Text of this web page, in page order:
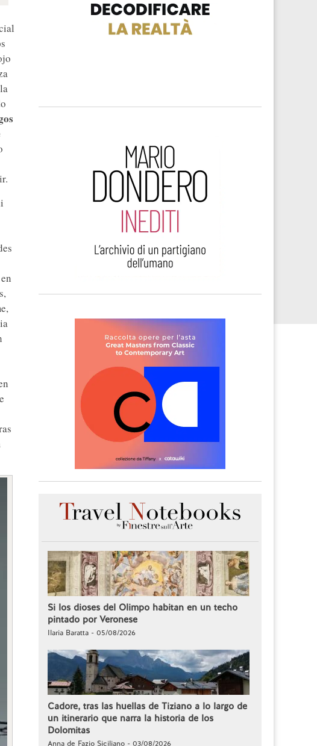
Si los dioses del Olimpo habitan en un techo
pintado por Veronese
Ilaria Baratta - 05/08/2026
Cadore, tras las huellas de Tiziano a lo largo de
un itinerario que narra la historia de los
Dolomitas
Anna de Fazio Siciliano - 03/08/2026